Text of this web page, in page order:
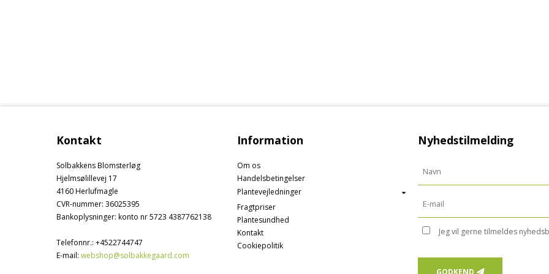
Kontakt
Solbakkens Blomsterløg
Hjelmsølillevej 17
4160 Herlufmagle
CVR-nummer: 36025395
Bankoplysninger: konto nr 5723 4387762138
Telefonnr.: +4522744747
E-mail: webshop@solbakkegaard.com
Information
Om os
Handelsbetingelser
Plantevejledninger
Fragtpriser
Plantesundhed
Kontakt
Cookiepolitik
Nyhedstilmelding
Jeg vil gerne tilmeldes